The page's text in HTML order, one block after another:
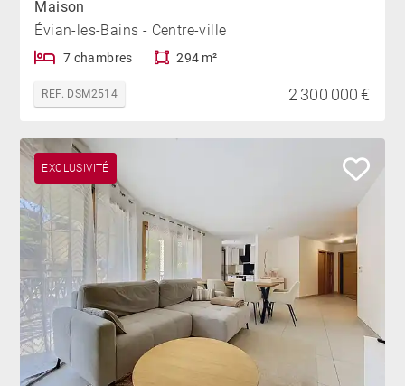
Maison
Évian-les-Bains - Centre-ville
7 chambres 294 m²
REF. DSM2514 2 300 000 €
EXCLUSIVITÉ